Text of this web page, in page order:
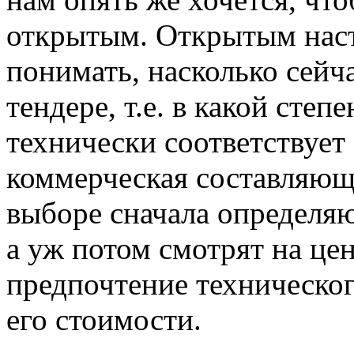
открытым. Открытым
понимать, насколько
тендере, т.е. в какой
технически
коммерческая
выборе сначала
а уж потом смотрят на
предпочтение
его стоимости.